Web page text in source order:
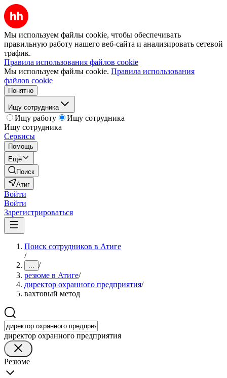
Мы используем файлы cookie, чтобы обеспечивать
правильную работу нашего веб-сайта и анализировать сетевой
трафик.
Правила использования файлов cookie
Мы используем файлы cookie. Правила использования
файлов cookie
Понятно
Ищу сотрудника
Ищу работу
Ищу сотрудника
Ищу сотрудника
Сервисы
Помощь
Ещё
Поиск
Атиг
Войти
Войти
Зарегистрироваться
Поиск сотрудников в Атиге
/
... /
резюме в Атиге/
директор охранного предприятия/
вахтовый метод
директор охранного предприятия
Резюме